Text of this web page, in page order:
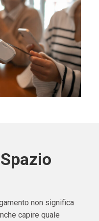
non significa
capire quale